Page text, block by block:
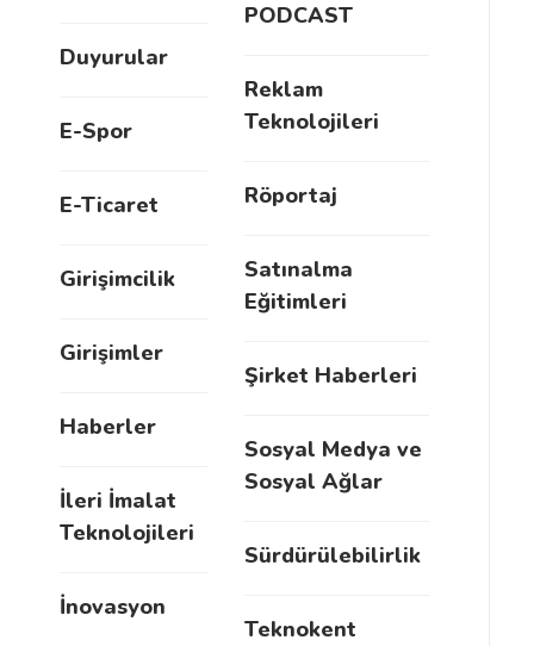
Duyurular
E-Spor
E-Ticaret
Girişimcilik
Girişimler
Haberler
İleri İmalat
Teknolojileri
İnovasyon
PODCAST
Reklam
Teknolojileri
Röportaj
Satınalma
Eğitimleri
Şirket Haberleri
Sosyal Medya ve
Sosyal Ağlar
Sürdürülebilirlik
Teknokent